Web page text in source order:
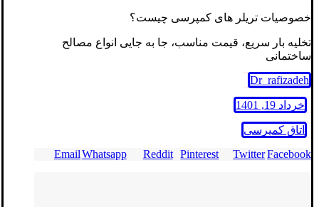
خصوصیات تریلر های کمپرسی چیست؟
تخلیه بار سریع، قیمت مناسب، جا به جایی انواع مصالح
ساختمانی
Dr_rafizadeh
خرداد 19, 1401
اتاق کمپرسی
Facebook
Twitter
Pinterest
Reddit
Whatsapp
Email